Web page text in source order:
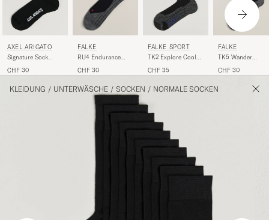
AXEL ARIGATO
Signature Sock
CHF 30
FALKE
RU4 Endurance
Black Mix
CHF 30
FALKE SPORT
TK2 Explore Cool
Black Mix
CHF 35
FALKE
TK5 Wander
Black Mix
CHF 30
KLEIDUNG / UNTERWÄSCHE / SOCKEN / NORMALE SOCKEN